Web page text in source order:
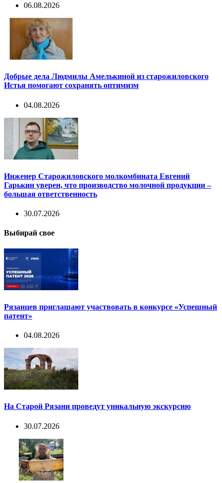
06.08.2026
Добрые дела Людмилы Амелькиной из старожиловского
Истья помогают сохранять оптимизм
04.08.2026
Инженер Старожиловского молкомбината Евгений
Гарькин уверен, что производство молочной продукции –
большая ответственность
30.07.2026
Выбирай свое
Рязанцев приглашают участвовать в конкурсе «Успешный
патент»
04.08.2026
На Старой Рязани проведут уникальную экскурсию
30.07.2026